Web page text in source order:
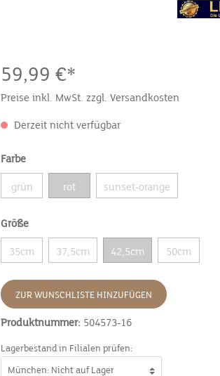
59,99 €*
Preise inkl. MwSt. zzgl. Versandkosten
Derzeit nicht verfügbar
Farbe
grün rot sunset-orange
Größe
35cm 37,5cm 42,5cm 50cm
ZUR WUNSCHLISTE HINZUFÜGEN
Produktnummer: 504573-16
Lagerbestand in Filialen prüfen: